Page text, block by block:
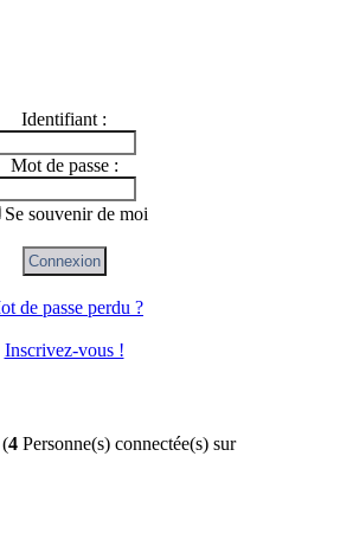
Identifiant :
Mot de passe :
Se souvenir de moi
de passe perdu ?
Inscrivez-vous !
4 Personne(s) connectée(s) sur